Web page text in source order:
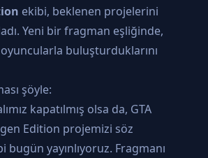
ekibi, beklenen projelerini
Yeni bir fragman eşliğinde,
buluşturduklarını
şöyle:
kapatılmış olsa da, GTA
Edition projemizi söz
yayınlıyoruz. Fragmanı